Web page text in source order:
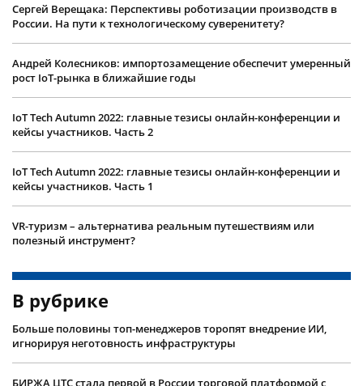
Сергей Верещака: Перспективы роботизации производств в
России. На пути к технологическому суверенитету?
Андрей Колесников: импортозамещение обеспечит умеренный
рост IoT-рынка в ближайшие годы
IoT Tech Autumn 2022: главные тезисы онлайн-конференции и
кейсы участников. Часть 2
IoT Tech Autumn 2022: главные тезисы онлайн-конференции и
кейсы участников. Часть 1
VR-туризм – альтернатива реальным путешествиям или
полезный инструмент?
В рубрике
Больше половины топ-менеджеров торопят внедрение ИИ,
игнорируя неготовность инфраструктуры
БИРЖА ЦТС стала первой в России торговой платформой с